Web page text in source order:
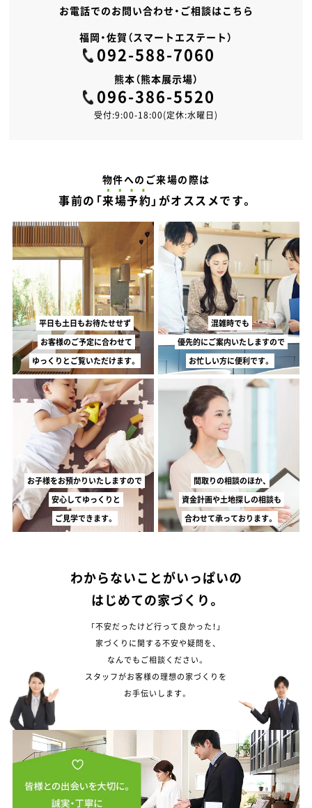
お電話でのお問い合わせ・ご相談はこちら
福岡・佐賀（スマートエステート）
092-588-7060
熊本（熊本展示場）
096-386-5520
受付:9:00-18:00(定休:水曜日)
物件へのご来場の際は
事前の「来場予約」がオススメです。
平日も土日もお待たせせず
お客様のご予定に合わせて
ゆっくりとご覧いただけます。
混雑時でも
優先的にご案内いたしますので
お忙しい方に便利です。
お子様をお預かりいたしますので
安心してゆっくりと
ご見学できます。
間取りの相談のほか、
資金計画や土地探しの相談も
合わせて承っております。
わからないことがいっぱいの
はじめての家づくり。
「不安だったけど行って良かった！」
家づくりに関する不安や疑問を、
なんでもご相談ください。
スタッフがお客様の理想の家づくりを
お手伝いします。